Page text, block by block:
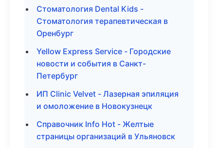
Стоматология Dental Kids -
Стоматология терапевтическая в
Оренбург
Yellow Express Service - Городские
новости и события в Санкт-
Петербург
ИП Clinic Velvet - Лазерная эпиляция
и омоложение в Новокузнецк
Справочник Info Hot - Желтые
страницы организаций в Ульяновск